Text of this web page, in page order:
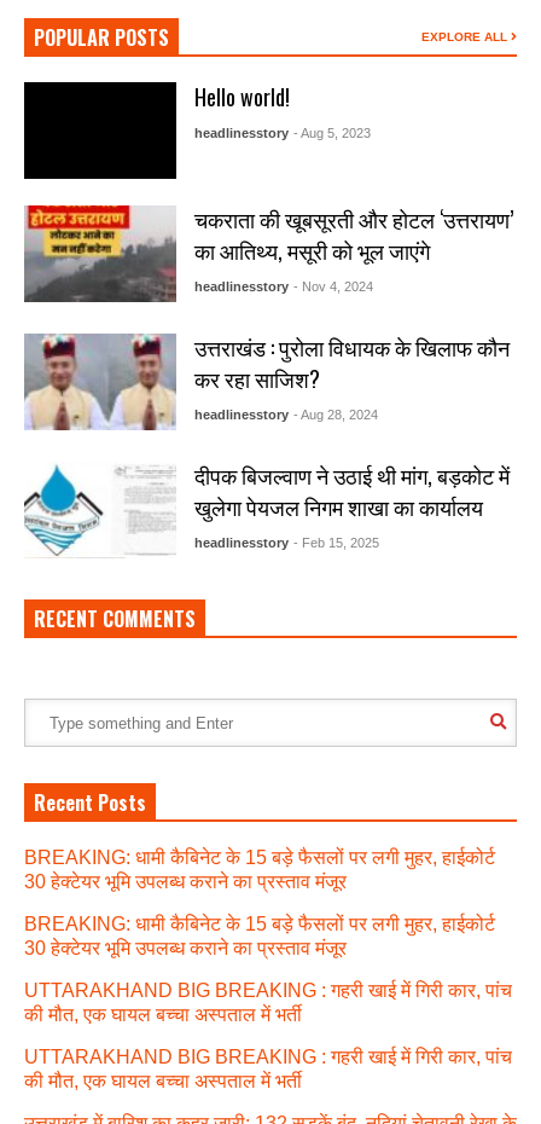
POPULAR POSTS EXPLORE ALL
Hello world!
headlinesstory - Aug 5, 2023
चकराता की खूबसूरती और होटल ‘उत्तरायण’
का आतिथ्य, मसूरी को भूल जाएंगे
headlinesstory - Nov 4, 2024
उत्तराखंड : पुरोला विधायक के खिलाफ कौन
कर रहा साजिश?
headlinesstory - Aug 28, 2024
दीपक बिजल्वाण ने उठाई थी मांग, बड़कोट में
खुलेगा पेयजल निगम शाखा का कार्यालय
headlinesstory - Feb 15, 2025
RECENT COMMENTS
Recent Posts
BREAKING: धामी कैबिनेट के 15 बड़े फैसलों पर लगी मुहर, हाईकोर्ट
30 हेक्टेयर भूमि उपलब्ध कराने का प्रस्ताव मंजूर
BREAKING: धामी कैबिनेट के 15 बड़े फैसलों पर लगी मुहर, हाईकोर्ट
30 हेक्टेयर भूमि उपलब्ध कराने का प्रस्ताव मंजूर
UTTARAKHAND BIG BREAKING : गहरी खाई में गिरी कार, पांच
की मौत, एक घायल बच्चा अस्पताल में भर्ती
UTTARAKHAND BIG BREAKING : गहरी खाई में गिरी कार, पांच
की मौत, एक घायल बच्चा अस्पताल में भर्ती